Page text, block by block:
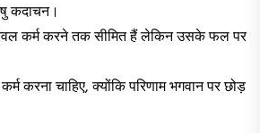
कदाचन।
कर्म करने तक सीमित हैं लेकिन उसके फल पर
करना चाहिए, क्योंकि परिणाम भगवान पर छोड़